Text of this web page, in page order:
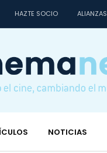
HAZTE SOCIO ALIANZAS
NOTICIAS